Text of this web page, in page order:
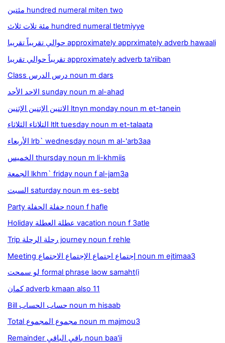
مئتين hundred numeral miten two
مئة تلات ثلاث hundred numeral tletmiyye
حوالي تقريباً تقريبا approximately apprximately adverb hawaali
تقريباً حوالي تقريبا approximately adverb ta'riiban
Class درس الدرس noun m dars
الاحد الأحد sunday noun m al-ahad
الاتنين الإتنين الإثنين ltnyn monday noun m et-tanein
التلاتاء الثلاثاء ltlt tuesday noun m et-talaata
الأربعاء lrb` wednesday noun m al-'arb3aa
الخميس thursday noun m li-khmiis
الجمعة lkhm` friday noun f al-jam3a
السبت saturday noun m es-sebt
Party حفلة الحفلة noun f hafle
Holiday عطلة العطلة vacation noun f 3atle
Trip رحلة الرحلة journey noun f rehle
Meeting إجتماع اجتماع الإجتماع الاجتماع noun m ejtimaa3
لو سمحت formal phrase laow samaht(i
كمان adverb kmaan also 11
Bill حساب الحساب noun m hisaab
Total مجموع المجموع noun m majmou3
Remainder باقي الباقي noun baa'ii